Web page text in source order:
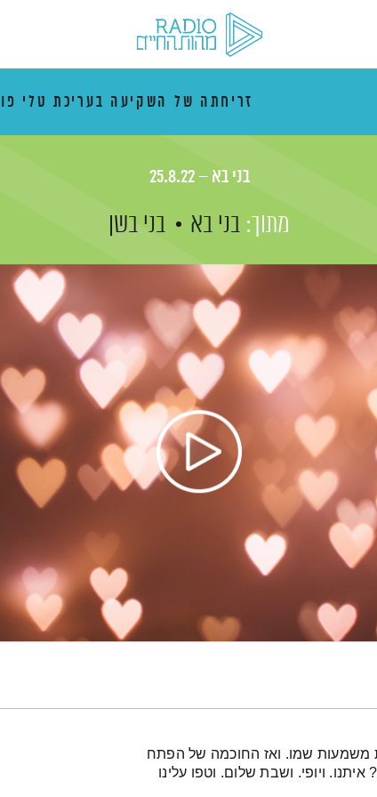
זריחתה של השקיעה בעריכת טלי
בני בא – 25.8.22
מתוך: בני בא בני בשן
משמעות שמו. ואז החוכמה של הפתח
ויופי. ושבת שלום. וטפו עלינו